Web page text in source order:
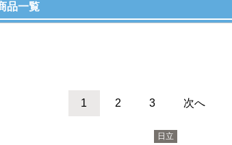
品一覧
1 2 3 次へ
日立